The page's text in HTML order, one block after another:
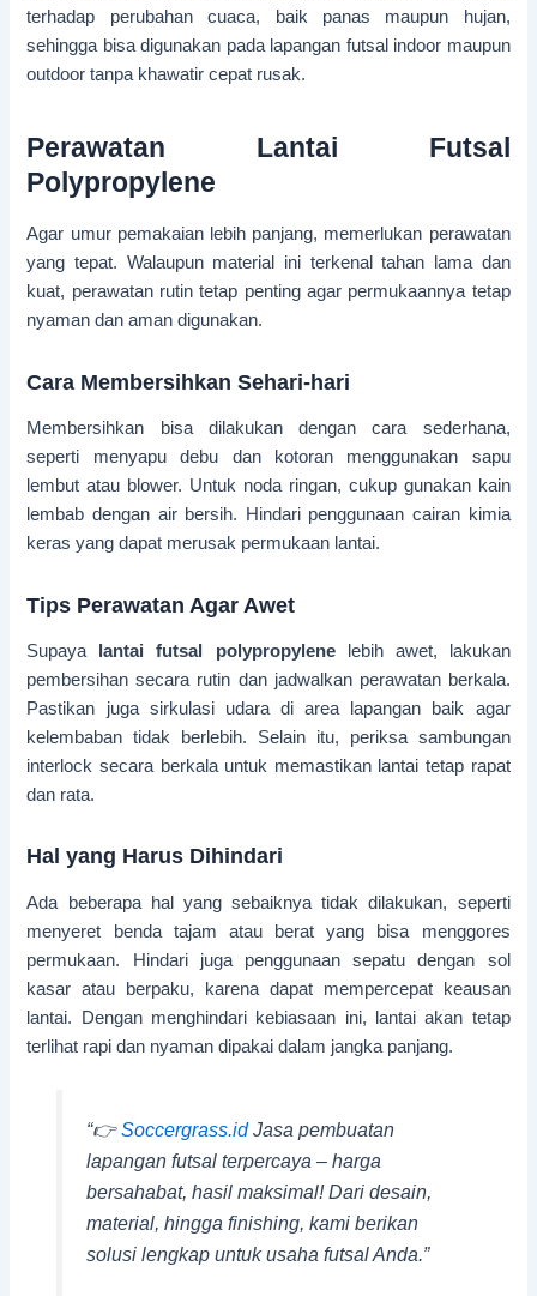
terhadap perubahan cuaca, baik panas maupun hujan,
sehingga bisa digunakan pada lapangan futsal indoor maupun
outdoor tanpa khawatir cepat rusak.
Perawatan Lantai Futsal
Polypropylene
Agar umur pemakaian lebih panjang, memerlukan perawatan
yang tepat. Walaupun material ini terkenal tahan lama dan
kuat, perawatan rutin tetap penting agar permukaannya tetap
nyaman dan aman digunakan.
Cara Membersihkan Sehari-hari
Membersihkan bisa dilakukan dengan cara sederhana,
seperti menyapu debu dan kotoran menggunakan sapu
lembut atau blower. Untuk noda ringan, cukup gunakan kain
lembab dengan air bersih. Hindari penggunaan cairan kimia
keras yang dapat merusak permukaan lantai.
Tips Perawatan Agar Awet
Supaya lantai futsal polypropylenelebih awet, lakukan
pembersihan secara rutin dan jadwalkan perawatan berkala.
Pastikan juga sirkulasi udara di area lapangan baik agar
kelembaban tidak berlebih. Selain itu, periksa sambungan
interlock secara berkala untuk memastikan lantai tetap rapat
dan rata.
Hal yang Harus Dihindari
Ada beberapa hal yang sebaiknya tidak dilakukan, seperti
menyeret benda tajam atau berat yang bisa menggores
permukaan. Hindari juga penggunaan sepatu dengan sol
kasar atau berpaku, karena dapat mempercepat keausan
lantai. Dengan menghindari kebiasaan ini, lantai akan tetap
terlihat rapi dan nyaman dipakai dalam jangka panjang.
“👉Soccergrass.idJasa pembuatan
lapangan futsal terpercaya – harga
bersahabat, hasil maksimal! Dari desain,
material, hingga finishing, kami berikan
solusi lengkap untuk usaha futsal Anda.”